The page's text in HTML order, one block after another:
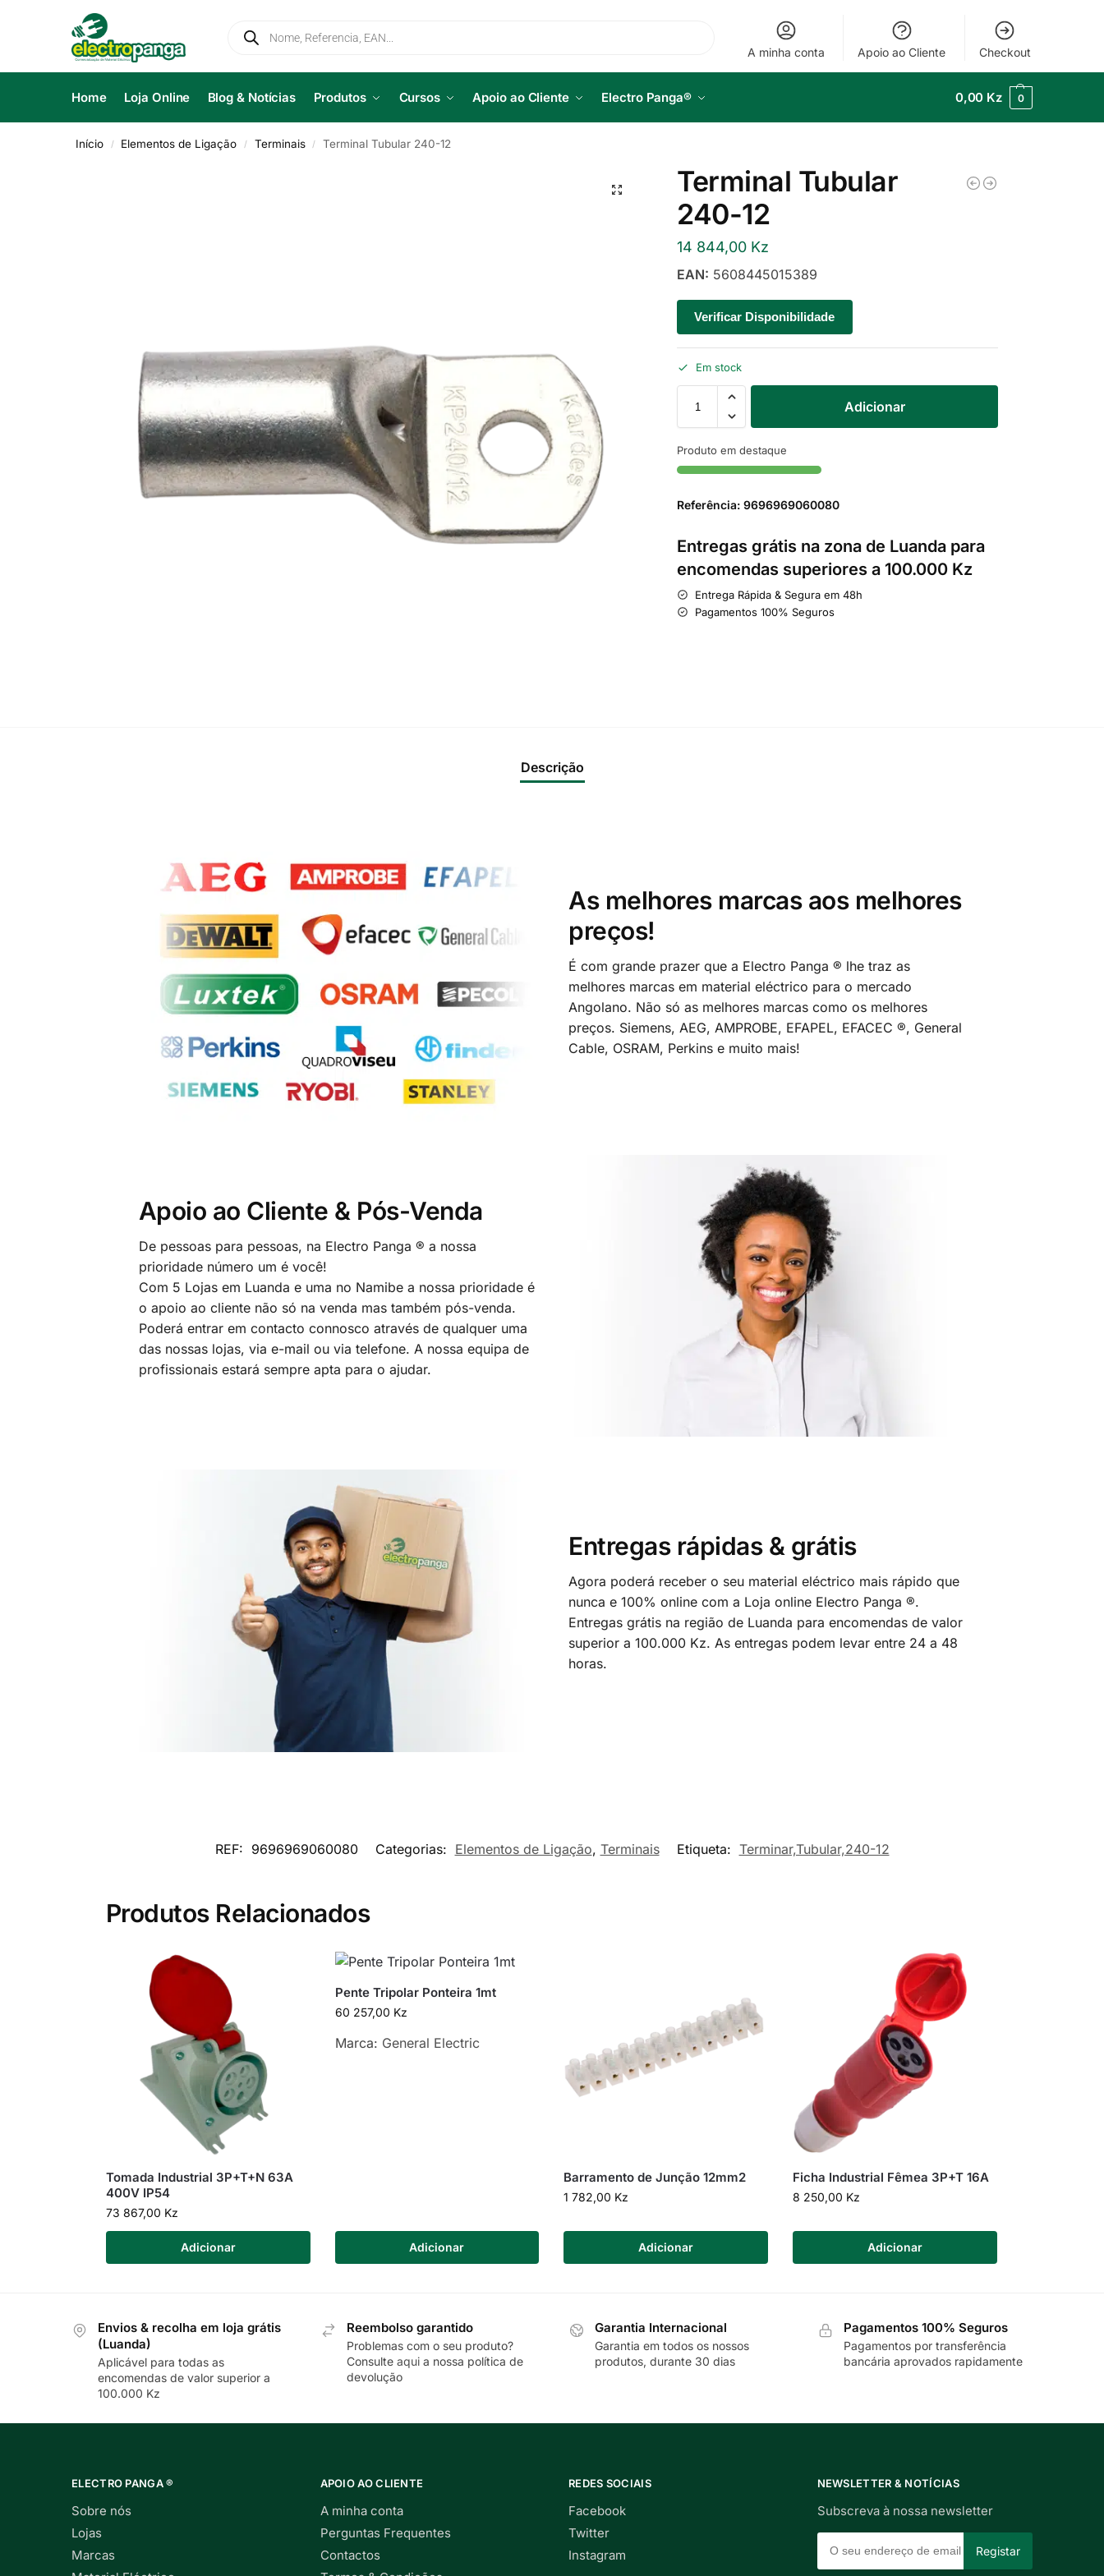
A minha conta Apoio ao Cliente Checkout
Home Loja Online Blog & Notícias Produtos Cursos Apoio ao Cliente Electro Panga® 0,00 Kz 0
Início / Elementos de Ligação / Terminais / Terminal Tubular 240-12
Terminal Tubular
240-12
14 844,00 Kz
EAN: 5608445015389
Verificar Disponibilidade
Em stock
Adicionar
Produto em destaque
Referência: 9696969060080
Entregas grátis na zona de Luanda para
encomendas superiores a 100.000 Kz
Entrega Rápida & Segura em 48h
Pagamentos 100% Seguros
Descrição
As melhores marcas aos melhores
preços!
É com grande prazer que a Electro Panga ® lhe traz as
melhores marcas em material eléctrico para o mercado
Angolano. Não só as melhores marcas como os melhores
preços. Siemens, AEG, AMPROBE, EFAPEL, EFACEC ®, General
Cable, OSRAM, Perkins e muito mais!
Apoio ao Cliente & Pós-Venda
De pessoas para pessoas, na Electro Panga ® a nossa
prioridade número um é você!
Com 5 Lojas em Luanda e uma no Namibe a nossa prioridade é
o apoio ao cliente não só na venda mas também pós-venda.
Poderá entrar em contacto connosco através de qualquer uma
das nossas lojas, via e-mail ou via telefone. A nossa equipa de
profissionais estará sempre apta para o ajudar.
Entregas rápidas & grátis
Agora poderá receber o seu material eléctrico mais rápido que
nunca e 100% online com a Loja online Electro Panga ®.
Entregas grátis na região de Luanda para encomendas de valor
superior a 100.000 Kz. As entregas podem levar entre 24 a 48
horas.
REF: 9696969060080 Categorias: Elementos de Ligação, Terminais Etiqueta: Terminar,Tubular,240-12
Produtos Relacionados
Tomada Industrial 3P+T+N 63A
400V IP54
73 867,00 Kz
Adicionar
Pente Tripolar Ponteira 1mt
60 257,00 Kz
Marca: General Electric
Adicionar
Barramento de Junção 12mm2
1 782,00 Kz
Adicionar
Ficha Industrial Fêmea 3P+T 16A
8 250,00 Kz
Adicionar
Envios & recolha em loja grátis
(Luanda)
Aplicável para todas as
encomendas de valor superior a
100.000 Kz
Reembolso garantido
Problemas com o seu produto?
Consulte aquia nossa política de
devolução
Garantia Internacional
Garantia em todos os nossos
produtos, durante 30 dias
Pagamentos 100% Seguros
Pagamentos por transferência
bancária aprovados rapidamente
ELECTRO PANGA ®
Sobre nós
Lojas
Marcas
APOIO AO CLIENTE
A minha conta
Perguntas Frequentes
Contactos
REDES SOCIAIS
Facebook
Twitter
Instagram
NEWSLETTER & NOTÍCIAS
Subscreva à nossa newsletter